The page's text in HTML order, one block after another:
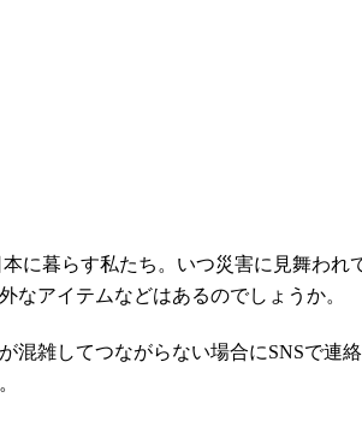
に暮らす私たち。いつ災害に見舞われ
なアイテムなどはあるのでしょうか。
雑してつながらない場合にSNSで連